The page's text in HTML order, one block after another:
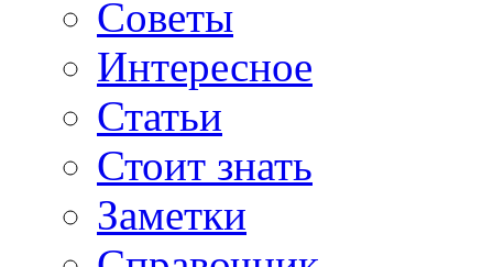
Советы
Интересное
Статьи
Стоит знать
Заметки